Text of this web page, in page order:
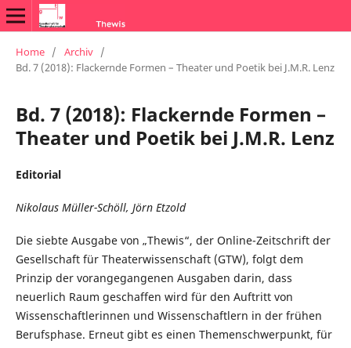
Home / Archiv /
Bd. 7 (2018): Flackernde Formen – Theater und Poetik bei J.M.R. Lenz
Bd. 7 (2018): Flackernde Formen –
Theater und Poetik bei J.M.R. Lenz
Editorial
Nikolaus Müller-Schöll, Jörn Etzold
Die siebte Ausgabe von „Thewis“, der Online-Zeitschrift der
Gesellschaft für Theaterwissenschaft (GTW), folgt dem
Prinzip der vorangegangenen Ausgaben darin, dass
neuerlich Raum geschaffen wird für den Auftritt von
Wissenschaftlerinnen und Wissenschaftlern in der frühen
Berufsphase. Erneut gibt es einen Themenschwerpunkt, für